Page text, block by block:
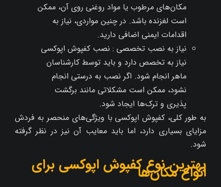
مکان‌های مرطوب یا مواد روغنی روی آن، ممکن
است لغزنده باشد. در چنین مواردی، نیاز به
اقدامات ایمنی اضافی دارید.
نیاز به نصب تخصصی : نصب کفپوش اپوکسی
نیاز به تخصص دارد و باید توسط کارشناسان
ماهر انجام شود. اگر نصب به درستی انجام
نشود، ممکن است مشکلاتی مانند برگشت‌
پذیری و ترک‌ها ایجاد شود.
به طور کلی، کفپوش اپوکسی با ویژگی‌های منحصر به فردش
مزایای بسیاری دارد، اما باید معایب آن نیز در نظر گرفته
شود.
بهترین نوع کفپوش اپوکسی برای
انواع مکان‌ها